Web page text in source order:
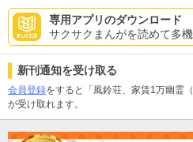
専用アプリのダウンロード
サクサクまんがを読めて多機
新刊通知を受け取る
会員登録をすると「風鈴荘、家賃1万幽霊
が受け取れます。